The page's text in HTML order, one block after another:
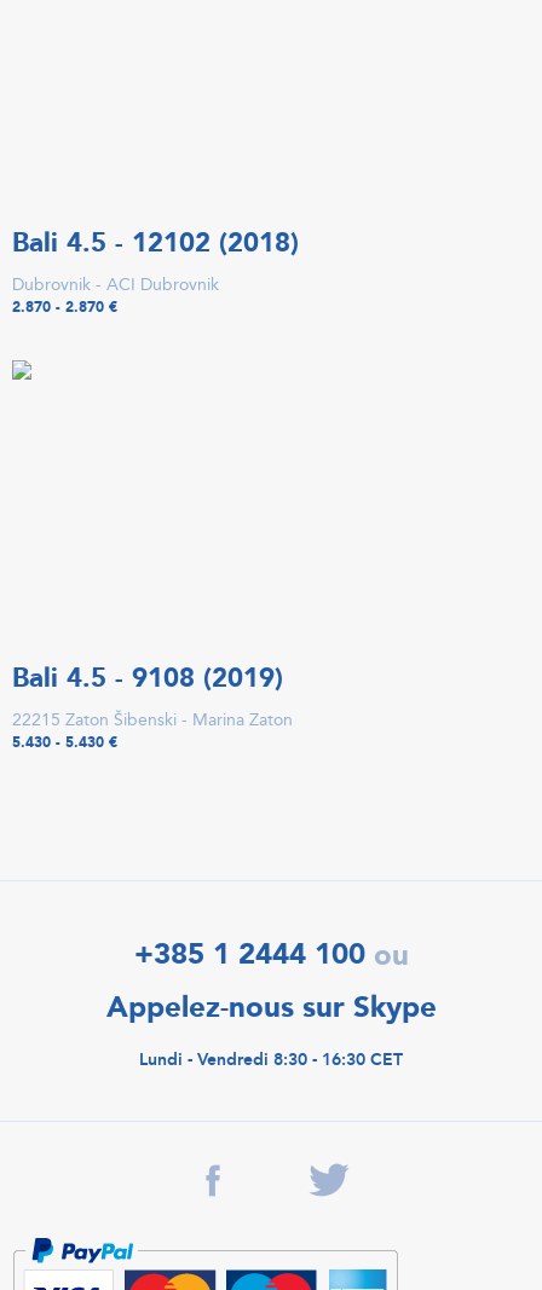
Bali 4.5 - 12102 (2018)
Dubrovnik - ACI Dubrovnik
2.870 - 2.870 €
Bali 4.5 - 9108 (2019)
22215 Zaton Šibenski - Marina Zaton
5.430 - 5.430 €
+385 1 2444 100 ou
Appelez-nous sur Skype
Lundi - Vendredi 8:30 - 16:30 CET